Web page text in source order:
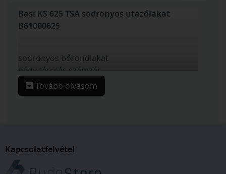
Basi KS 625 TSA sodronyos utazólakat
B61000625
sodronyos bőröndlakat
négy tárcsás számzár
átkódolható számkombináció
10.000 kódvariáció
Tulajdonságok
Zárszerkezet:
Számzáras
Tovább olvasom
Kapcsolatfelvétel